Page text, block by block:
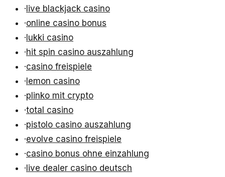
· live blackjack casino
·online casino bonus
· lukki casino
·hit spin casino auszahlung
·casino freispiele
· lemon casino
·plinko mit crypto
·total casino
·pistolo casino auszahlung
·evolve casino freispiele
·casino bonus ohne einzahlung
· live dealer casino deutsch